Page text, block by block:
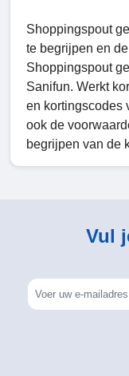
Shoppingspout
te begrijpen en
Shoppingspout
Sanifun. Werkt
en kortingscodes
ook de
begrijpen van de
Vul